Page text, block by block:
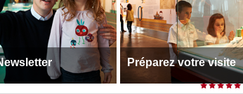
Préparez votre visite
Toutes les infos pratiques